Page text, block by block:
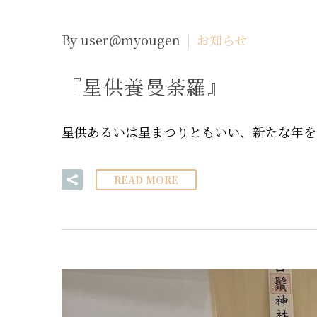
By user@myougen お知らせ
『星供養曼荼羅』
星供あるいは星まつりともいい、新たな年
READ MORE